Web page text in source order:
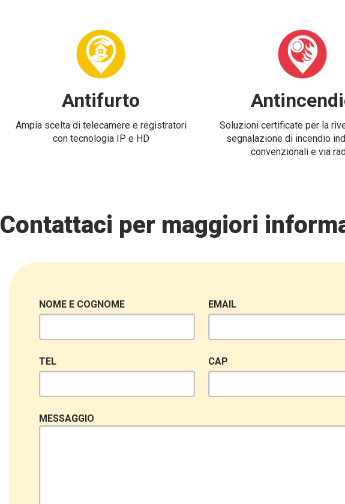
Antifurto
Ampia scelta di telecamere e registratori
con tecnologia IP e HD
Soluzioni certificate per la
segnalazione di incendio
convenzionali e via
Contattaci per maggiori
NOME E COGNOME EMAIL
TEL CAP
MESSAGGIO